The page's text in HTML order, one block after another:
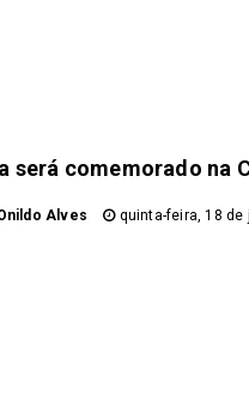
será comemorado na
Alves quinta-feira, 18 de